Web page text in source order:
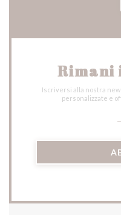
Rimani
Iscriversi alla nostra
personalizzate e